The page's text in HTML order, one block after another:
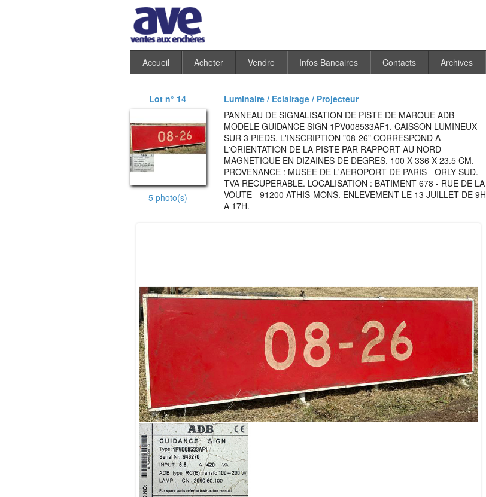
Accueil Acheter Vendre Infos Bancaires Contacts Archives
Lot n° 14 Luminaire / Eclairage / Projecteur
5 photo(s)
PANNEAU DE SIGNALISATION DE PISTE DE MARQUE ADB
MODELE GUIDANCE SIGN 1PV008533AF1. CAISSON LUMINEUX
SUR 3 PIEDS. L'INSCRIPTION "08-26" CORRESPOND A
L'ORIENTATION DE LA PISTE PAR RAPPORT AU NORD
MAGNETIQUE EN DIZAINES DE DEGRES. 100 X 336 X 23.5 CM.
PROVENANCE : MUSEE DE L'AEROPORT DE PARIS - ORLY SUD.
TVA RECUPERABLE. LOCALISATION : BATIMENT 678 - RUE DE LA
VOUTE - 91200 ATHIS-MONS. ENLEVEMENT LE 13 JUILLET DE 9H
A 17H.